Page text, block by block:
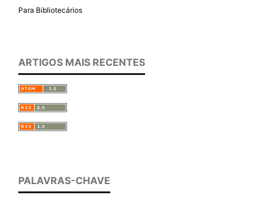
Para Bibliotecários
ARTIGOS MAIS RECENTES
PALAVRAS-CHAVE